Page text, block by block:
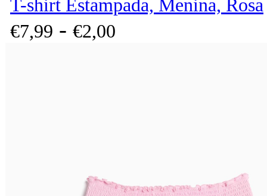
T-shirt Estampada, Menina, Rosa
€7,99 - €2,00